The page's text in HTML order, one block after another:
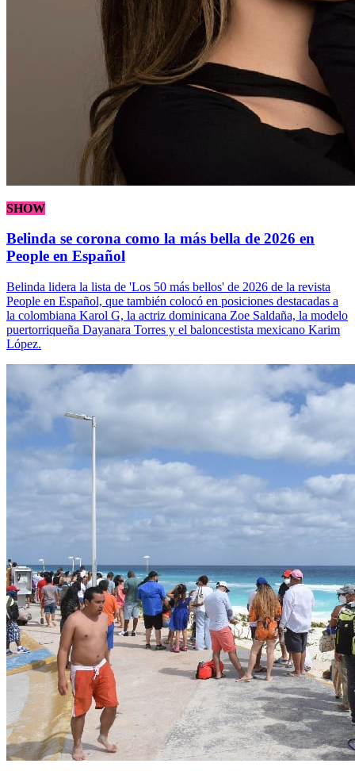
SHOW
Belinda se corona como la más bella de 2026 en
People en Español
Belinda lidera la lista de 'Los 50 más bellos' de 2026 de la revista
People en Español, que también colocó en posiciones destacadas a
la colombiana Karol G, la actriz dominicana Zoe Saldaña, la modelo
puertorriqueña Dayanara Torres y el baloncestista mexicano Karim
López.